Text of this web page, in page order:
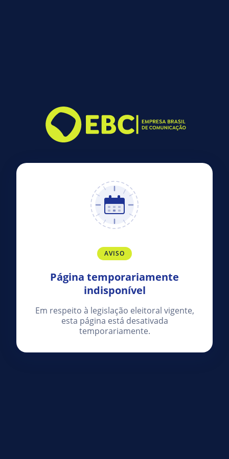
AVISO
Página temporariamente
indisponível
Em respeito à legislação eleitoral vigente,
esta página está desativada
temporariamente.